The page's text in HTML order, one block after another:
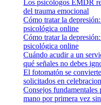
Los psicólogos EMDR
del trauma emocional
Cómo tratar la
psicológica online
Cómo tratar la
psicológica online
Cuándo acudir a un
qué señales no debes
El fotomatón se
solicitados en
Consejos fundamentales
mano por primera vez